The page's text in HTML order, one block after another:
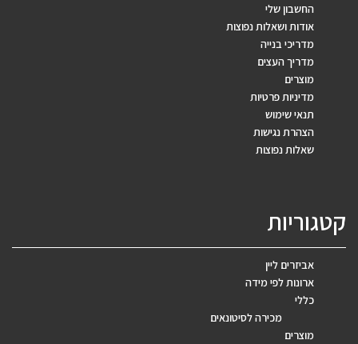
החשבון שלי
אודות ושאלות נפוצות
מדריכי בנייה
מדריך העצים
מוצרים
מדיניות פרטיות
תנאי שימוש
הצהרת נגישות
שאלות נפוצות
קטגוריות
אביזרים ליין
ארונות לפי מידה
כללי
מכירה לסיטונאים
מוצרים